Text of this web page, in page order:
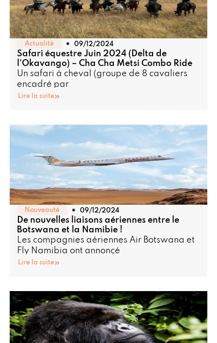
Actualité 09/12/2024
Safari équestre Juin 2024 (Delta de
l’Okavango) – Cha Cha Metsi Combo Ride
Un safari à cheval (groupe de 8 cavaliers
encadré par
Lire la suite
Nouveauté 09/12/2024
De nouvelles liaisons aériennes entre le
Botswana et la Namibie !
Les compagnies aériennes Air Botswana et
Fly Namibia ont annoncé
Lire la suite